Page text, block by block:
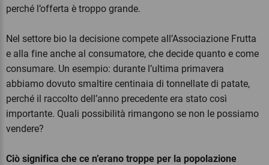
perché l’offerta è troppo grande.
Nel settore bio la decisione compete all’Associazione Frutta
e alla fine anche al consumatore, che decide quanto e come
consumare. Un esempio: durante l’ultima primavera
abbiamo dovuto smaltire centinaia di tonnellate di patate,
perché il raccolto dell’anno precedente era stato così
importante. Quali possibilità rimangono se non le possiamo
vendere?
Ciò significa che ce n’erano troppe per la popolazione